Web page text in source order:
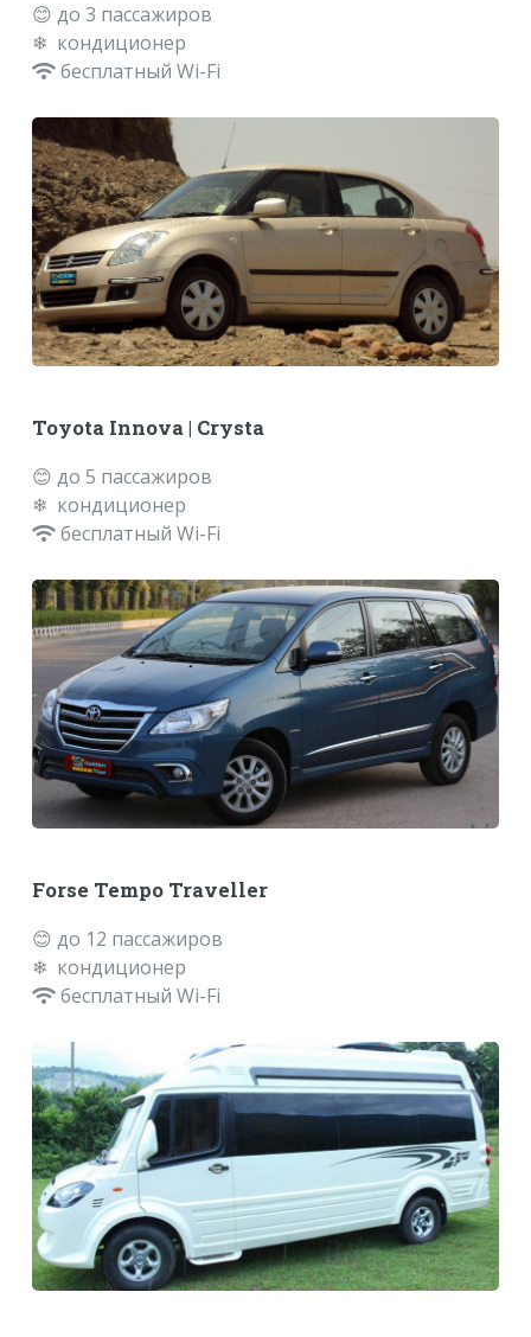
😊 до 3 пассажиров
❄ кондиционер
бесплатный Wi-Fi
Toyota Innova | Crysta
😊 до 5 пассажиров
❄ кондиционер
бесплатный Wi-Fi
Forse Tempo Traveller
😊 до 12 пассажиров
❄ кондиционер
бесплатный Wi-Fi